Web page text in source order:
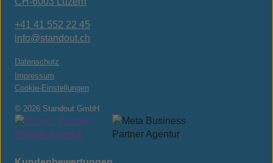
+41 41 552 22 45
info@standout.ch
Datenschutz
Impressum
Cookie-Einstellungen
© 2026 Standout GmbH